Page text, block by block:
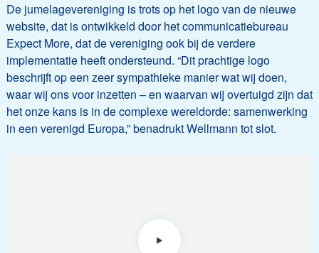
De jumelagevereniging is trots op het logo van de nieuwe
website, dat is ontwikkeld door het communicatiebureau
Expect More, dat de vereniging ook bij de verdere
implementatie heeft ondersteund. “Dit prachtige logo
beschrijft op een zeer sympathieke manier wat wij doen,
waar wij ons voor inzetten – en waarvan wij overtuigd zijn dat
het onze kans is in de complexe wereldorde: samenwerking
in een verenigd Europa,” benadrukt Wellmann tot slot.